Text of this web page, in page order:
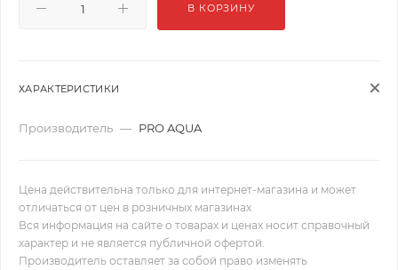
В КОРЗИНУ
ХАРАКТЕРИСТИКИ
Производитель — PRO AQUA
Цена действительна только для интернет-магазина и может
отличаться от цен в розничных магазинах
Вся информация на сайте о товарах и ценах носит справочный
характер и не является публичной офертой.
Производитель оставляет за собой право изменять